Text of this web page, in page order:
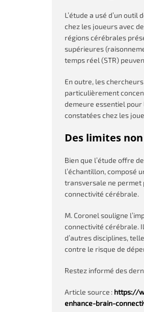
L’étude a usé d’un
chez les joueurs avec
régions cérébrales
supérieures
temps réel (STR)
En outre, les
particulièrement
demeure essentiel
constatées chez les
Des limites
Bien que l’étude offre
l’échantillon, composé
transversale ne permet
connectivité cérébrale.
M. Coronel souligne
connectivité cérébrale.
d’autres disciplines,
contre le risque de
Restez informé des
Article source : https://
enhance-brain-